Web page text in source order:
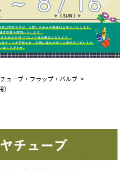
ューブ・フラップ・バルブ